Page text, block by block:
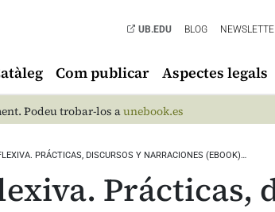
UB.EDU BLOG
Com publicar Aspectes legals
Podeu trobar-los aunebook.es
PRÁCTICAS, DISCURSOS Y NARRACIONES (EBOOK)…
Prácticas,